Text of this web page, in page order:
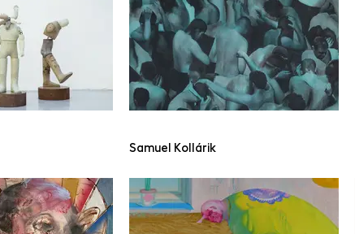
Samuel Kollárik